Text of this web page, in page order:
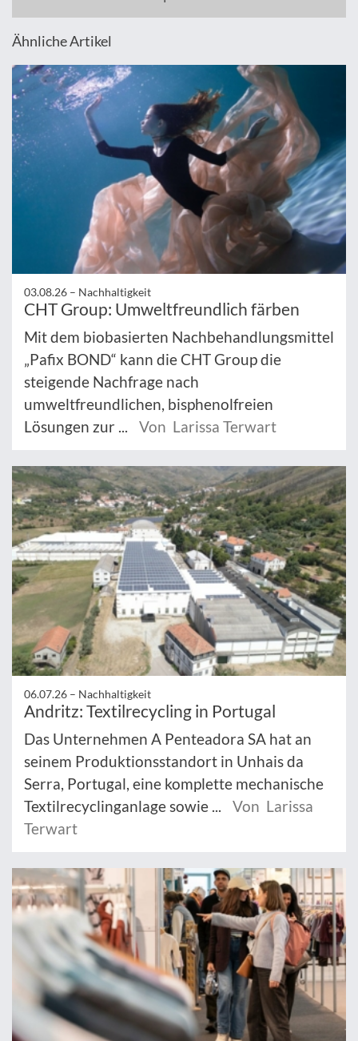
Ähnliche Artikel
03.08.26 – Nachhaltigkeit
CHT Group: Umweltfreundlich färben
Mit dem biobasierten Nachbehandlungsmittel
„Pafix BOND“ kann die CHT Group die
steigende Nachfrage nach
umweltfreundlichen, bisphenolfreien
Lösungen zur ...
Von Larissa Terwart
06.07.26 – Nachhaltigkeit
Andritz: Textilrecycling in Portugal
Das Unternehmen A Penteadora SA hat an
seinem Produktionsstandort in Unhais da
Serra, Portugal, eine komplette mechanische
Textilrecyclinganlage sowie ...
Von Larissa
Terwart